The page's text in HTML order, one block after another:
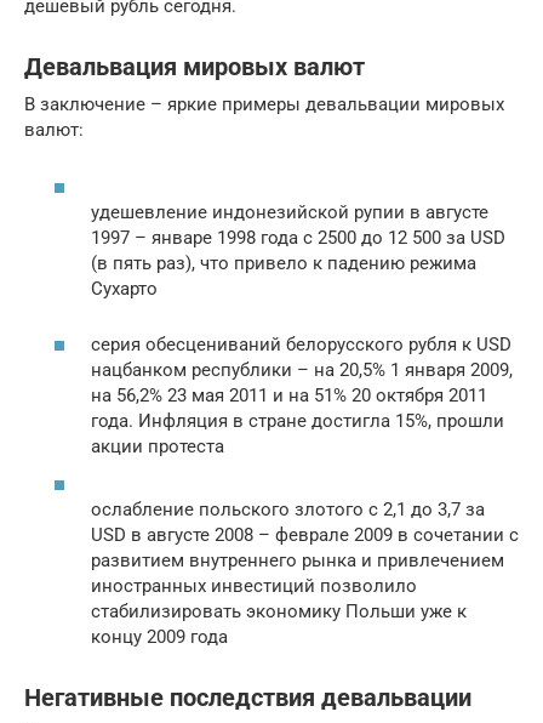
дешевый рубль сегодня.
Девальвация мировых валют
В заключение – яркие примеры девальвации мировых
валют:
удешевление индонезийской рупии в августе
1997 – январе 1998 года с 2500 до 12 500 за USD
(в пять раз), что привело к падению режима
Сухарто
серия обесцениваний белорусского рубля к USD
нацбанком республики – на 20,5% 1 января 2009,
на 56,2% 23 мая 2011 и на 51% 20 октября 2011
года. Инфляция в стране достигла 15%, прошли
акции протеста
ослабление польского злотого с 2,1 до 3,7 за
USD в августе 2008 – феврале 2009 в сочетании с
развитием внутреннего рынка и привлечением
иностранных инвестиций позволило
стабилизировать экономику Польши уже к
концу 2009 года
Негативные последствия девальвации